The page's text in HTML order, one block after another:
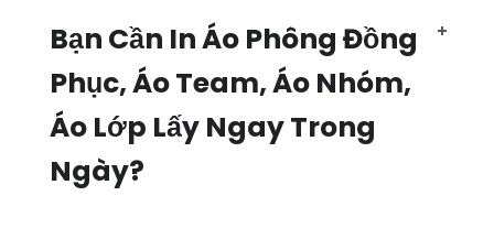
Bạn Cần In Áo Phông Đồng
Phục, Áo Team, Áo Nhóm,
Áo Lớp Lấy Ngay Trong
Ngày?